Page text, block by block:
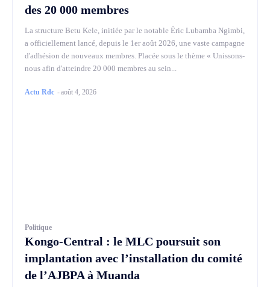
des 20 000 membres
La structure Betu Kele, initiée par le notable Éric Lubamba Ngimbi,
a officiellement lancé, depuis le 1er août 2026, une vaste campagne
d'adhésion de nouveaux membres. Placée sous le thème « Unissons-
nous afin d'atteindre 20 000 membres au sein...
Actu Rdc -août 4, 2026
Politique
Kongo-Central : le MLC poursuit son
implantation avec l’installation du comité
de l’AJBPA à Muanda